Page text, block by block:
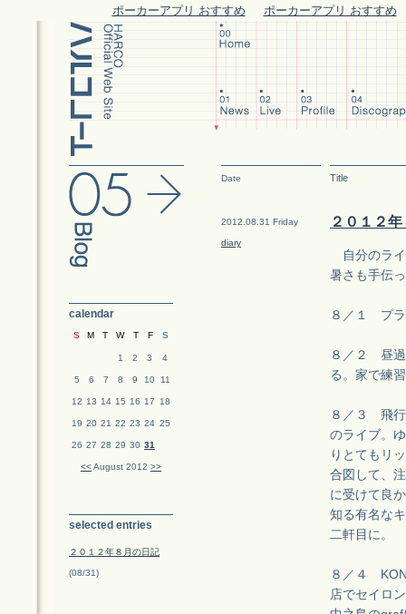
ポーカーアプリ おすすめ ポーカーアプリ おすすめ
Date Title
2012.08.31 Friday
diary
２０１２
自分のライ
暑さも手伝
８／１ プラ
８／２ 昼過
る。家で練
８／３ 飛行
のライブ。
りとてもリ
合図して、
に受けて良
知る有名な
二軒目に。
８／４
店でセイロ
calendar
S M T W T F S
1 2 3 4
5 6 7 8 9 10 11
12 13 14 15 16 17 18
19 20 21 22 23 24 25
26 27 28 29 30 31
<<August 2012 >>
selected entries
２０１２年８月の日記
(08/31)